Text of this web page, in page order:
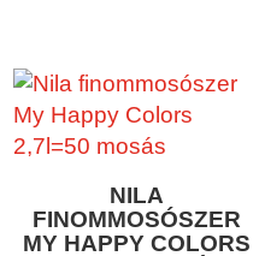
NILA
FINOMMOSÓSZER
MY HAPPY COLORS